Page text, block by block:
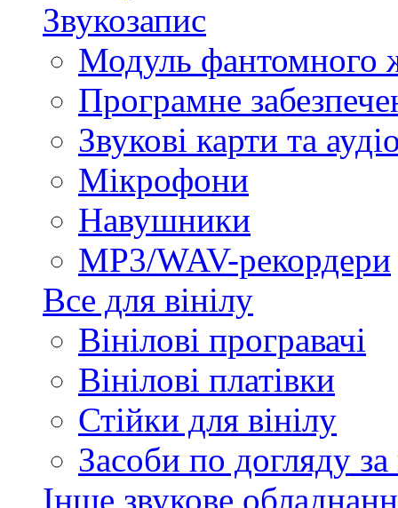
Звукозапис
Модуль фантомного
Програмне
Звукові карти та
Мікрофони
Навушники
MP3/WAV-рекордери
Все для вінілу
Вінілові програвачі
Вінілові платівки
Стійки для вінілу
Засоби по догляду за
Інше звукове